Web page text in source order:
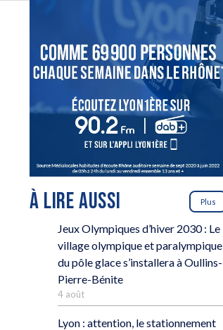
À LIRE AUSSI Plus
Jeux Olympiques d’hiver 2030 : Le
village olympique et paralympique
du pôle glace s’installera à Oullins-
Pierre-Bénite
4 août
Lyon : attention, le stationnement